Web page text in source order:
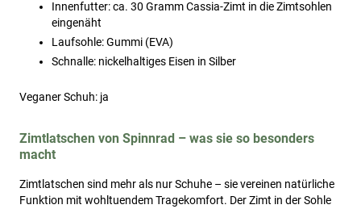
Innenfutter: ca. 30 Gramm Cassia-Zimt in die Zimtsohlen
eingenäht
Laufsohle: Gummi (EVA)
Schnalle: nickelhaltiges Eisen in Silber
Veganer Schuh: ja
Zimtlatschen von Spinnrad – was sie so besonders
macht
Zimtlatschen sind mehr als nur Schuhe – sie vereinen natürliche
Funktion mit wohltuendem Tragekomfort. Der Zimt in der Sohle